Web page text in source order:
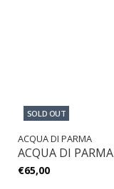
SOLD OUT
ACQUA DI PARMA
ACQUA DI
€65,00